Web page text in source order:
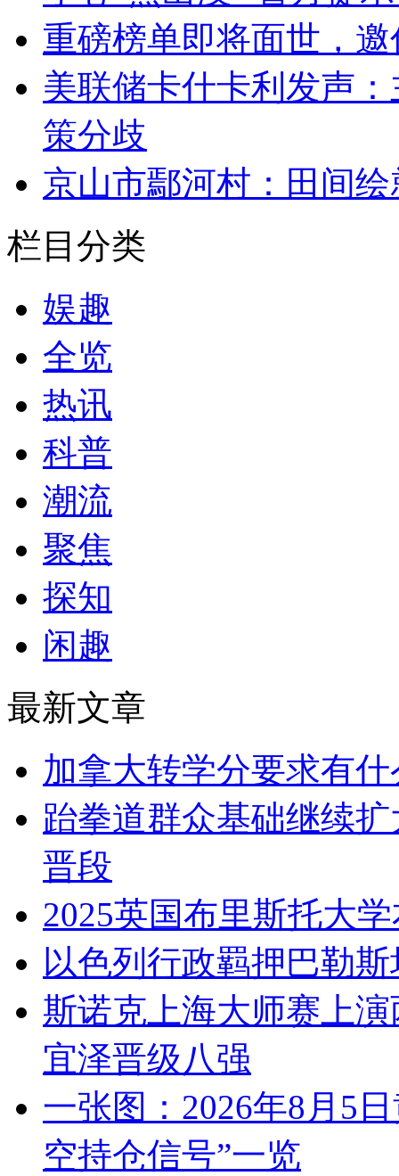
重磅榜单即将面世，
美联储卡什卡利发声
策分歧
京山市鄢河村：田间
栏目分类
娱趣
全览
热讯
科普
潮流
聚焦
探知
闲趣
最新文章
加拿大转学分要求有什
跆拳道群众基础继续
晋段
2025英国布里斯托大
以色列行政羁押巴勒
斯诺克上海大师赛上
宜泽晋级八强
一张图：2026年8月5
空持仓信号”一览